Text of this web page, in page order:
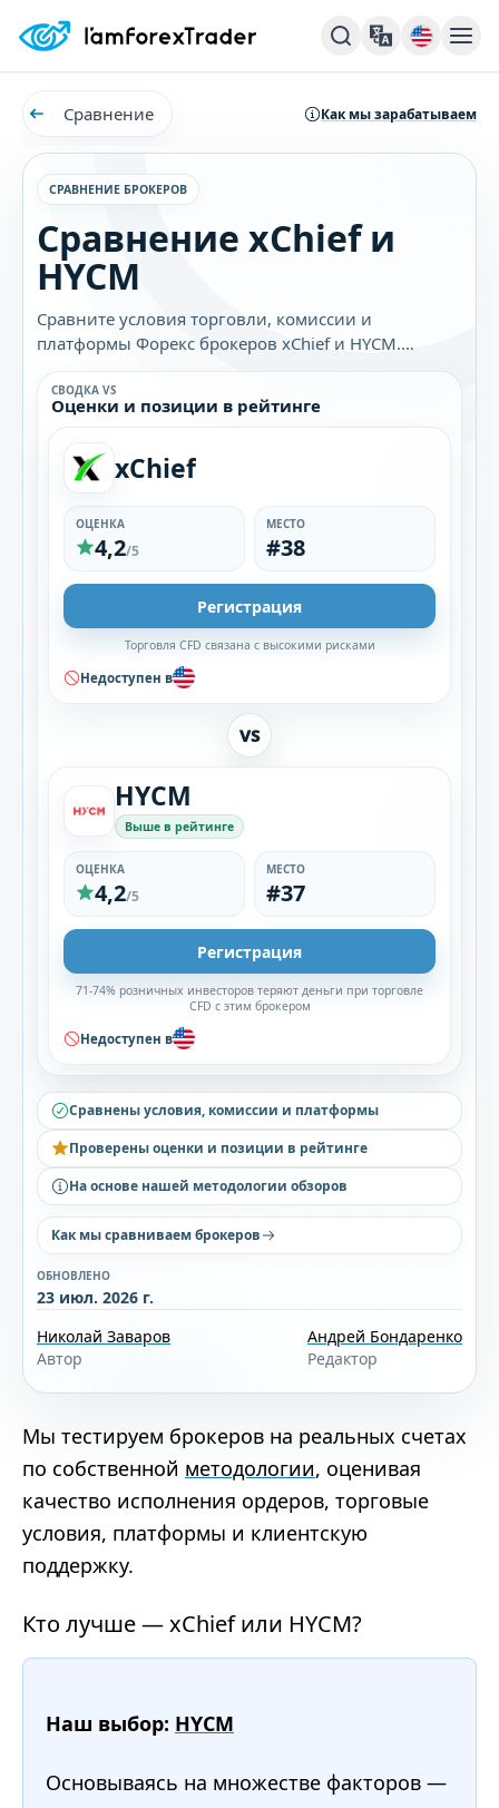
Сравнение Как мы зарабатываем
СРАВНЕНИЕ БРОКЕРОВ
Сравнение xChief и
HYCM
Сравните условия торговли, комиссии и
платформы Форекс брокеров xChief и HYCM.
Узнайте, какой брокер лучше подходит именно
вам.
СВОДКА VS
Оценки и позиции в рейтинге
xChief
ОЦЕНКА
4,2/5
МЕСТО
#38
Регистрация
Торговля CFD связана с высокими рисками
Недоступен в
VS
HYCM
Выше в рейтинге
ОЦЕНКА
4,2/5
МЕСТО
#37
Регистрация
71-74% розничных инвесторов теряют деньги при торговле
CFD с этим брокером
Недоступен в
Сравнены условия, комиссии и платформы
Проверены оценки и позиции в рейтинге
На основе нашей методологии обзоров
Как мы сравниваем брокеров
ОБНОВЛЕНО
23 июл. 2026 г.
Николай Заваров
Автор
Андрей Бондаренко
Редактор
Мы тестируем брокеров на реальных счетах
по собственной методологии, оценивая
качество исполнения ордеров, торговые
условия, платформы и клиентскую
поддержку.
Кто лучше — xChief или HYCM?
Наш выбор: HYCM
Основываясь на множестве факторов —